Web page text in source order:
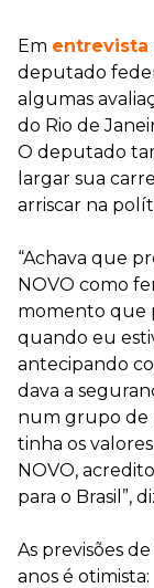
Em entrevista
deputado
algumas
do Rio de
O deputado
largar sua
arriscar na
“Achava que
NOVO como
momento que
quando eu
antecipando
dava a
num grupo de
tinha os
NOVO,
para o Brasil”,
As previsões
anos é otimista: